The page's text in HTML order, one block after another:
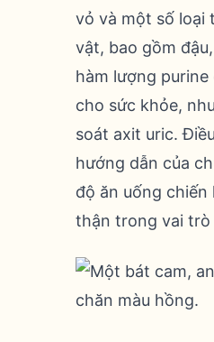
vỏ và một số loại
vật, bao gồm
hàm lượng
cho sức khỏe,
soát axit uric.
hướng dẫn của
độ ăn uống
thận trong vai